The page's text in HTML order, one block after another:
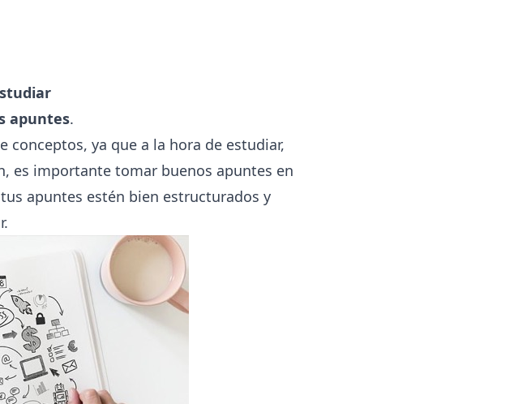
apuntes.
ya que a la hora de estudiar,
es importante tomar buenos apuntes en
apuntes estén bien estructurados y